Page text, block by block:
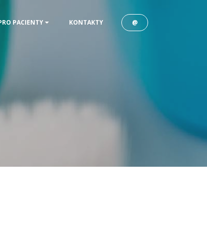
PACIENTY KONTAKTY @